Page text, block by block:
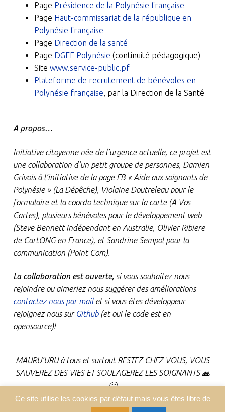
Page Présidence de la Polynésie française
Page Haut-commissariat de la république en
Polynésie française
Page Direction de la santé
Page DGEE Polynésie (continuité pédagogique)
Site www.service-public.pf
Plateforme de recrutement de bénévoles en
Polynésie française, par la Direction de la Santé
A propos…
Initiative citoyenne née de l’urgence actuelle, ce projet est
une collaboration d’un petit groupe de personnes, Damien
Grivois à l’initiative de la page FB « Aide aux soignants de
Polynésie » (La Dépêche), Violaine Doutreleau pour le
formulaire et la coordo technique sur la carte (A Vos
Cartes), plusieurs bénévoles pour le développement web
(Steve Bennett indépendant en Australie, Olivier Ribiere
de CartONG en France), et Sandrine Sempol pour la
communication (Point Com).
La collaboration est ouverte, si vous souhaitez nous
rejoindre ou aimeriez nous suggérer des améliorations
contactez-nous par mail et si vous êtes développeur
rejoignez nous surGithub(et oui le code est en
opensource)!
MAURU’URU à tous et surtout RESTEZ CHEZ VOUS, VOUS
SAUVEREZ DES VIES ET SOULAGEREZ LES SOIGNANTS🙏
🙂
Ce site utilise les cookies par défaut mais vous êtes libre de